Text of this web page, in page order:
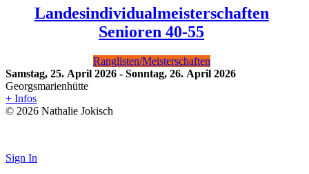
Landesindividualmeisterschaften
Senioren 40-55
Ranglisten/Meisterschaften
Samstag, 25. April 2026 - Sonntag, 26. April 2026
Georgsmarienhütte
+ Infos
© 2026 Nathalie Jokisch
Sign In